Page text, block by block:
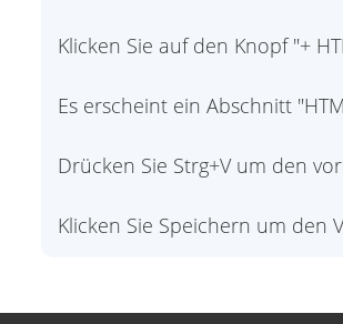
Klicken Sie auf den Knopf "+
Es erscheint ein Abschnitt
Drücken Sie Strg+V um den
Klicken Sie Speichern um den